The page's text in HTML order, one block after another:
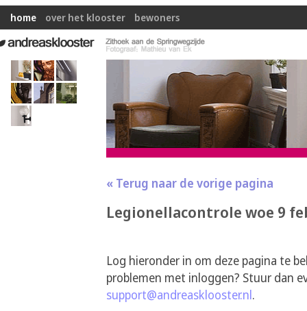
home over het klooster bewoners
« Terug naar de vorige pagina
Legionellacontrole woe 9
Log hieronder in om deze pagina te
problemen met inloggen? Stuur dan
support@andreasklooster.nl.